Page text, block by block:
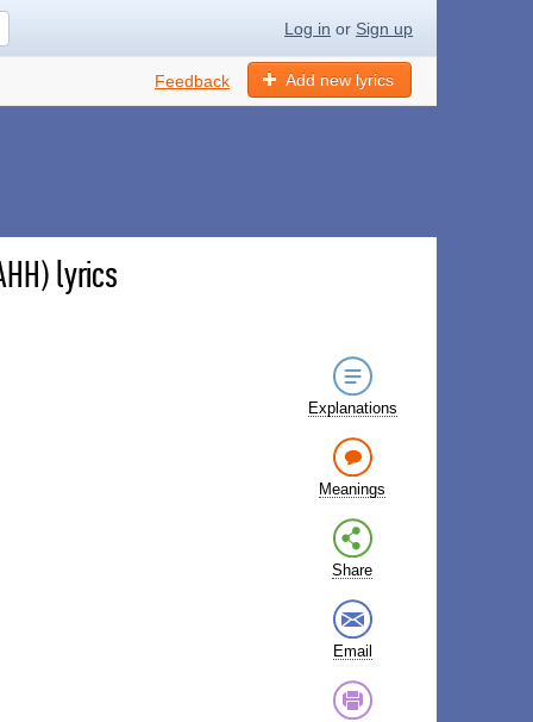
Log in or Sign up
Add new lyrics
Feedback
lyrics
Explanations
Meanings
Share
Email